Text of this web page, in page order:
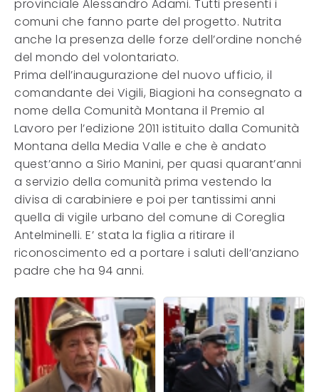
provinciale Alessandro Adami. Tutti presenti i
comuni che fanno parte del progetto. Nutrita
anche la presenza delle forze dell’ordine nonché
del mondo del volontariato.
Prima dell’inaugurazione del nuovo ufficio, il
comandante dei Vigili, Biagioni ha consegnato a
nome della Comunità Montana il Premio al
Lavoro per l’edizione 2011 istituito dalla Comunità
Montana della Media Valle e che è andato
quest’anno a Sirio Manini, per quasi quarant’anni
a servizio della comunità prima vestendo la
divisa di carabiniere e poi per tantissimi anni
quella di vigile urbano del comune di Coreglia
Antelminelli. E’ stata la figlia a ritirare il
riconoscimento ed a portare i saluti dell’anziano
padre che ha 94 anni.